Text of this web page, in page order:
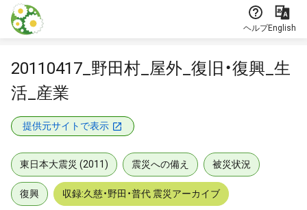
本文に飛ぶ
ヘルプEnglish
20110417_野田村_屋外_復旧・復興_生
活_産業
提供元サイトで表示
東日本大震災 (2011) 震災への備え 被災状況
復興 収録:久慈・野田・普代 震災アーカイブ